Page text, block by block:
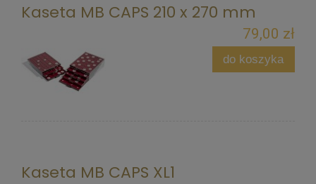
Kaseta MB CAPS 210 x 270 mm
79,00 zł
do koszyka
Kaseta MB CAPS XL1